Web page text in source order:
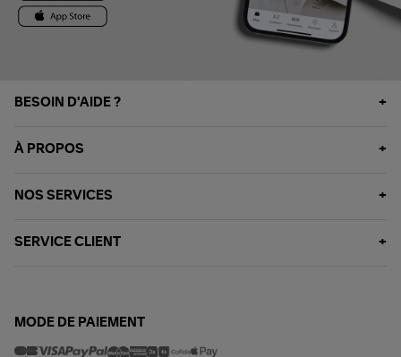
BESOIN D'AIDE ?
À PROPOS
NOS SERVICES
SERVICE CLIENT
MODE DE PAIEMENT